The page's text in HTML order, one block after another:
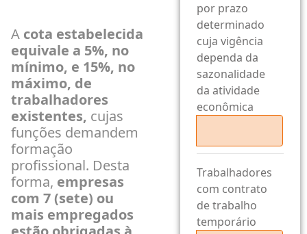
A cota estabelecida
equivale a 5%, no
mínimo, e 15%, no
máximo, de
trabalhadores
existentes, cujas
funções demandem
formação
profissional. Desta
forma, empresas
com 7 (sete) ou
mais empregados
por prazo
determinado
cuja vigência
dependa da
sazonalidade
da atividade
econômica
Trabalhadores
com contrato
de trabalho
temporário